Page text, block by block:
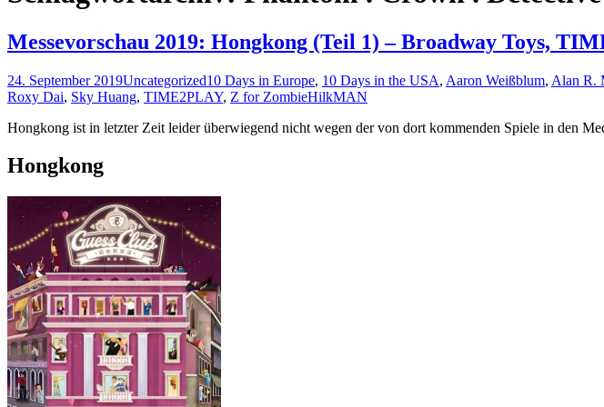
Messevorschau 2019: Hongkong (Teil 1) – Broadway Toys,
24. September 2019Uncategorized10 Days in Europe, 10 Days in the USA, Aaron Weißblum, Alan R.
Roxy Dai, Sky Huang, TIME2PLAY, Z for ZombieHilkMAN
Hongkong ist in letzter Zeit leider überwiegend nicht wegen der von dort kommenden Spiele in den
Hongkong